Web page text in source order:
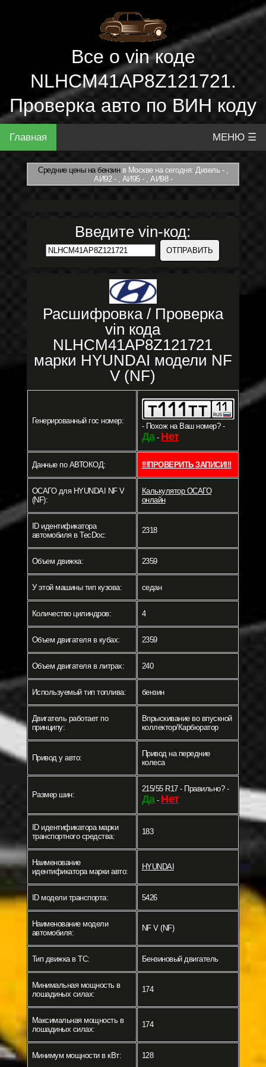
Все о vin коде
NLHCM41AP8Z121721.
Проверка авто по ВИН коду
Главная МЕНЮ ☰
Средние цены на бензинв Москве на сегодня: Дизель - ,
АИ92 - , АИ95 - , АИ98 -
Введите vin-код:
Расшифровка / Проверка
vin кода
NLHCM41AP8Z121721
марки HYUNDAI модели NF
V (NF)
Генерированный гос номер:
- Похож на Ваш номер? -
Да- Нет
Данные по АВТОКОД: !!!ПРОВЕРИТЬ ЗАПИСИ!!!
ОСАГО для HYUNDAI NF V
(NF):
Калькулятор ОСАГО
онлайн
ID идентификатора
автомобиля в TecDoc:
2318
Объем движка: 2359
У этой машины тип кузова: седан
Количество цилиндров: 4
Объем двигателя в кубах: 2359
Объем двигателя в литрах: 240
Используемый тип топлива: бензин
Двигатель работает по
принципу:
Впрыскивание во впускной
коллектор/Карбюратор
Привод у авто:
Привод на передние
колеса
Размер шин:
215/55 R17 - Правильно? -
Да- Нет
ID идентификатора марки
транспортного средства:
183
Наименование
идентификатора марки авто:
HYUNDAI
ID модели транспорта: 5426
Наименование модели
автомобиля:
NF V (NF)
Тип движка в ТС: Бензиновый двигатель
Минимальная мощность в
лошадиных силах:
174
Максимальная мощность в
лошадиных силах:
174
Минимум мощности в кВт: 128